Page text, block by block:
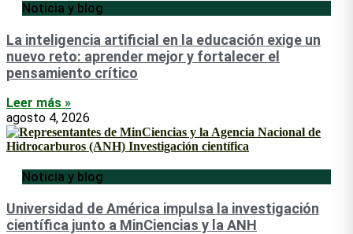
Noticia y blog
La inteligencia artificial en la educación exige un
nuevo reto: aprender mejor y fortalecer el
pensamiento crítico
Leer más »
agosto 4, 2026
Noticia y blog
Universidad de América impulsa la investigación
científica junto a MinCiencias y la ANH